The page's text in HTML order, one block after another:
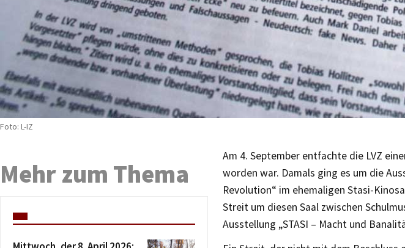
Foto: L-IZ
Am 4. September entfachte die LVZ
worden war. Damals ging es um die
Revolution“ im ehemaligen Stasi-
Streit um diesen Saal zwischen
Ausstellung „STASI – Macht und
Mehr zum Thema